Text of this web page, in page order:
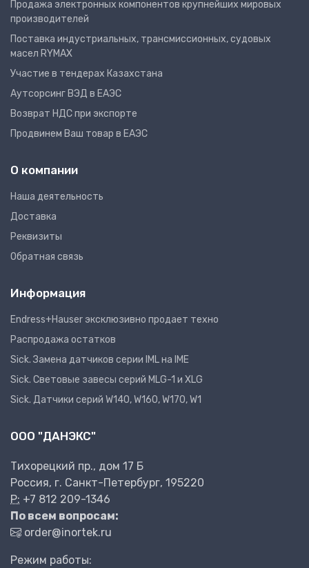
Продажа электронных компонентов крупнейших мировых
производителей
Поставка индустриальных, трансмиссионных, судовых
масел RYMAX
Участие в тендерах Казахстана
Аутсорсинг ВЭД в ЕАЭС
Возврат НДС при экспорте
Продвинем Ваш товар в ЕАЭС
О компании
Наша деятельность
Доставка
Реквизиты
Обратная связь
Информация
Endress+Hauser эксклюзивно продает техно
Распродажа остатков
Sick. Замена датчиков серии IML на IME
Sick. Световые завесы серий MLG-1 и XLG
Sick. Датчики серий W140, W160, W170, W1
ООО "ДАНЭКС"
Тихорецкий пр., дом 17 Б
Россия, г. Санкт-Петербург, 195220
P: +7 812 209-1346
По всем вопросам:
order@inortek.ru
Режим работы: